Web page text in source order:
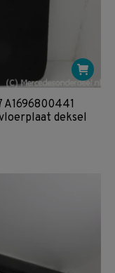
A1696800441
deksel